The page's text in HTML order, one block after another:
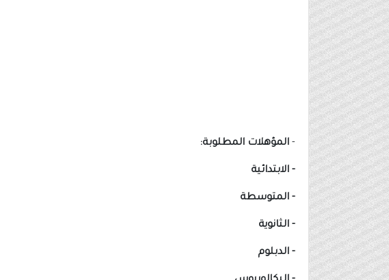
- المؤهلات المطلوبة:
- الابتدائية
- المتوسطة
- الثانوية
- الدبلوم